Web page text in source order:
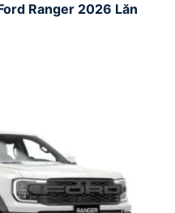
Ranger 2026 Lăn